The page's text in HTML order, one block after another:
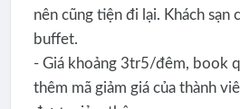
nên cũng tiện đi lại. Khách sạn
buffet.
- Giá khoảng 3tr5/đêm, book
thêm mã giảm giá của thành